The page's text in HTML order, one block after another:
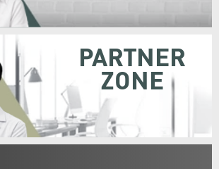
PARTNER
ZONE